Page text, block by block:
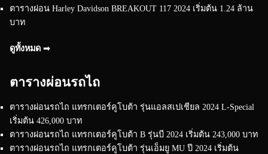
ตารางผ่อน Harley Davidson BREAKOUT 117 2024 เริ่มต้น 1.24 ล้าน
บาท
ดูทั้งหมด ➟
ตารางผ่อนรถไถ
ตารางผ่อนรถไถ แทรกเตอร์คูโบต้า รุ่นแอลสเปเชียล 2024 L-Special
เริ่มต้น 426,000 บาท
ตารางผ่อนรถไถ แทรกเตอร์คูโบต้า B รุ่นบี 2024 เริ่มต้น 243,000 บาท
ตารางผ่อนรถไถ แทรกเตอร์คูโบต้า รุ่นเอ็มยู MU ปี 2024 เริ่มต้น